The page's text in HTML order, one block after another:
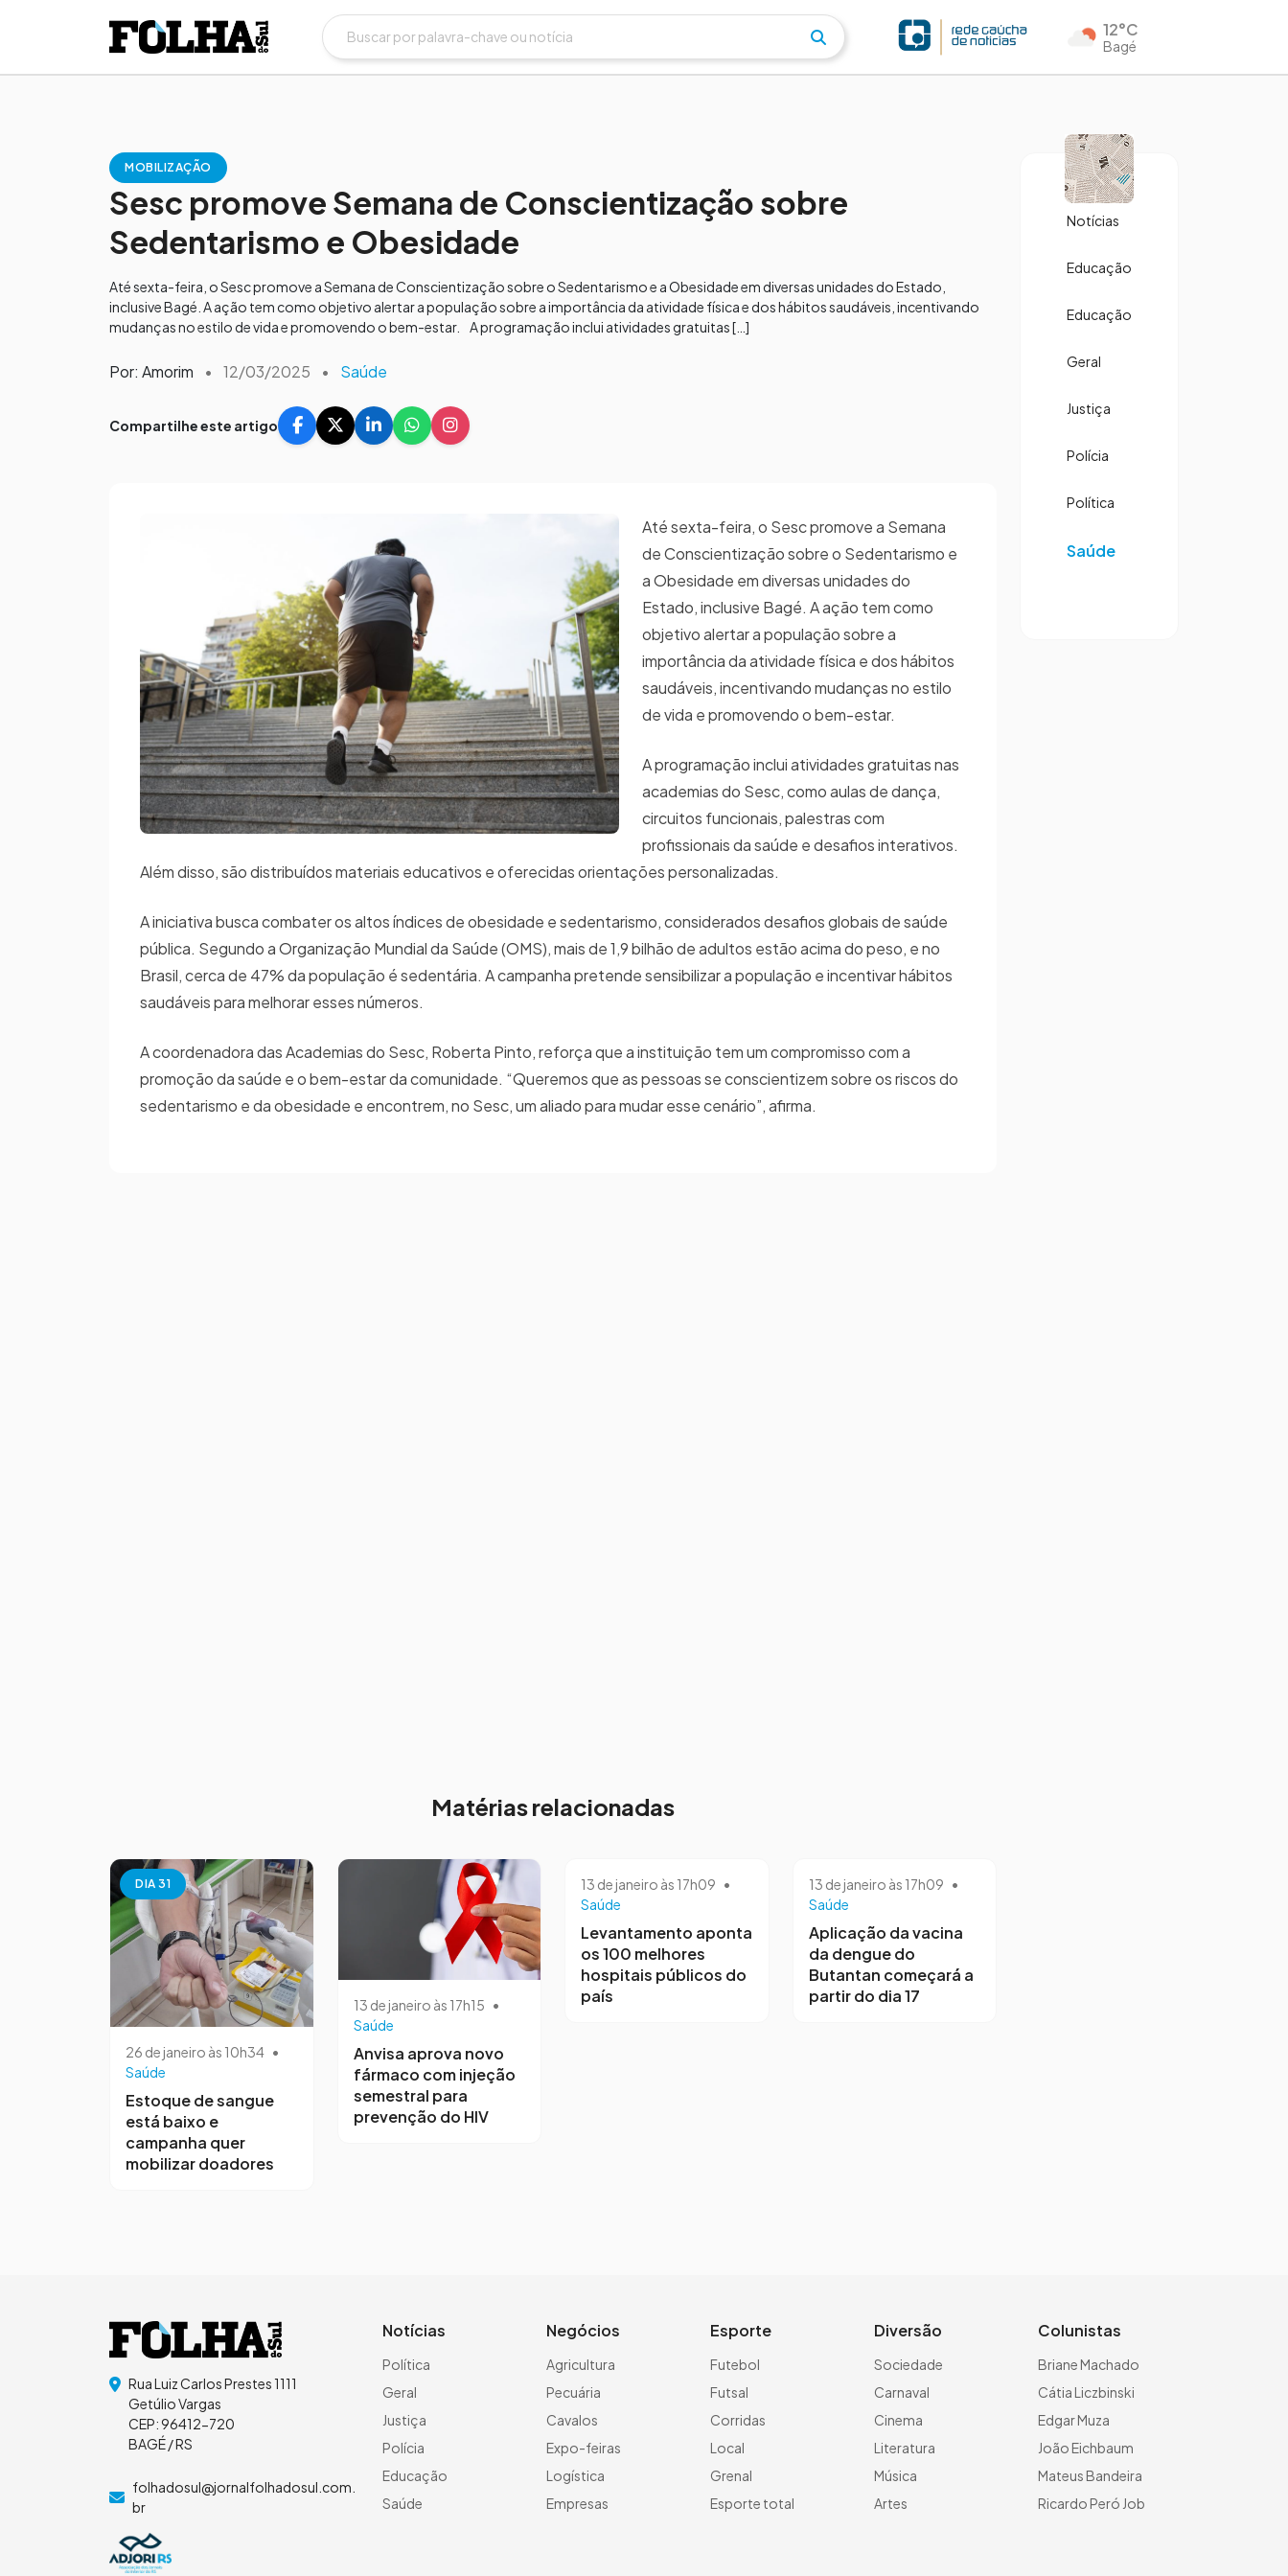
12°C
Bagé
MOBILIZAÇÃO
Sesc promove Semana de Conscientização sobre
Sedentarismo e Obesidade
Até sexta-feira, o Sesc promove a Semana de Conscientização sobre o Sedentarismo e a Obesidade em diversas unidades do Estado,
inclusive Bagé. A ação tem como objetivo alertar a população sobre a importância da atividade física e dos hábitos saudáveis, incentivando
mudanças no estilo de vida e promovendo o bem-estar. A programação inclui atividades gratuitas […]
Por: Amorim • 12/03/2025 • Saúde
Compartilhe este artigo
Até sexta-feira, o Sesc promove a Semana
de Conscientização sobre o Sedentarismo e
a Obesidade em diversas unidades do
Estado, inclusive Bagé. A ação tem como
objetivo alertar a população sobre a
importância da atividade física e dos hábitos
saudáveis, incentivando mudanças no estilo
de vida e promovendo o bem-estar.
A programação inclui atividades gratuitas nas
academias do Sesc, como aulas de dança,
circuitos funcionais, palestras com
profissionais da saúde e desafios interativos.
Além disso, são distribuídos materiais educativos e oferecidas orientações personalizadas.
A iniciativa busca combater os altos índices de obesidade e sedentarismo, considerados desafios globais de saúde
pública. Segundo a Organização Mundial da Saúde (OMS), mais de 1,9 bilhão de adultos estão acima do peso, e no
Brasil, cerca de 47% da população é sedentária. A campanha pretende sensibilizar a população e incentivar hábitos
saudáveis para melhorar esses números.
A coordenadora das Academias do Sesc, Roberta Pinto, reforça que a instituição tem um compromisso com a
promoção da saúde e o bem-estar da comunidade. “Queremos que as pessoas se conscientizem sobre os riscos do
sedentarismo e da obesidade e encontrem, no Sesc, um aliado para mudar esse cenário”, afirma.
Matérias relacionadas
DIA 31
26 de janeiro às 10h34 •
Saúde
Estoque de sangue
está baixo e
campanha quer
mobilizar doadores
13 de janeiro às 17h15 •
Saúde
Anvisa aprova novo
fármaco com injeção
semestral para
prevenção do HIV
13 de janeiro às 17h09 •
Saúde
Levantamento aponta
os 100 melhores
hospitais públicos do
país
13 de janeiro às 17h09 •
Saúde
Aplicação da vacina
da dengue do
Butantan começará a
partir do dia 17
Notícias
Educação
Educação
Geral
Justiça
Polícia
Política
Saúde
Rua Luiz Carlos Prestes 1111
Getúlio Vargas
CEP: 96412-720
BAGÉ / RS
folhadosul@jornalfolhadosul.com.
br
Notícias
Política
Geral
Justiça
Polícia
Educação
Saúde
Negócios
Agricultura
Pecuária
Cavalos
Expo-feiras
Logística
Empresas
Esporte
Futebol
Futsal
Corridas
Local
Grenal
Esporte total
Diversão
Sociedade
Carnaval
Cinema
Literatura
Música
Artes
Colunistas
Briane Machado
Cátia Liczbinski
Edgar Muza
João Eichbaum
Mateus Bandeira
Ricardo Peró Job